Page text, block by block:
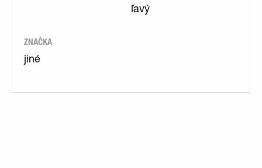
ľavý
ZNAČKA
jiné